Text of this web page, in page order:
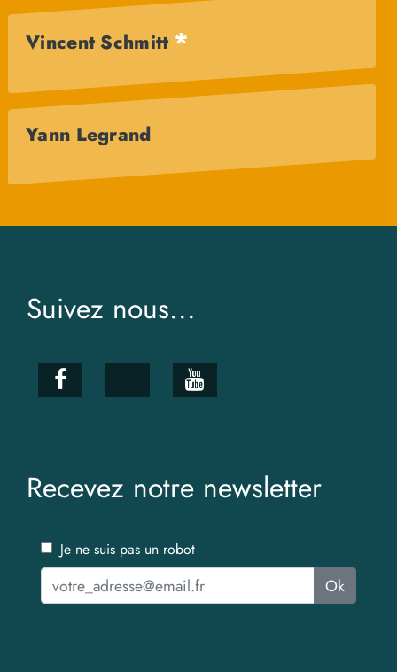
Vincent Schmitt *
Yann Legrand
Suivez nous...
Recevez notre newsletter
Je ne suis pas un robot
Ok